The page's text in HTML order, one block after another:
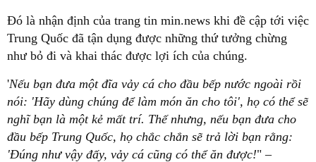
Đó là nhận định của trang tin min.news khi đề cập tới việc
Trung Quốc đã tận dụng được những thứ tưởng chừng
như bỏ đi và khai thác được lợi ích của chúng.
'Nếu bạn đưa một đĩa vảy cá cho đầu bếp nước ngoài rồi
nói: 'Hãy dùng chúng để làm món ăn cho tôi', họ có thể sẽ
nghĩ bạn là một kẻ mất trí. Thế nhưng, nếu bạn đưa cho
đầu bếp Trung Quốc, họ chắc chắn sẽ trả lời bạn rằng:
'Đúng như vậy đấy, vảy cá cũng có thể ăn được!" –